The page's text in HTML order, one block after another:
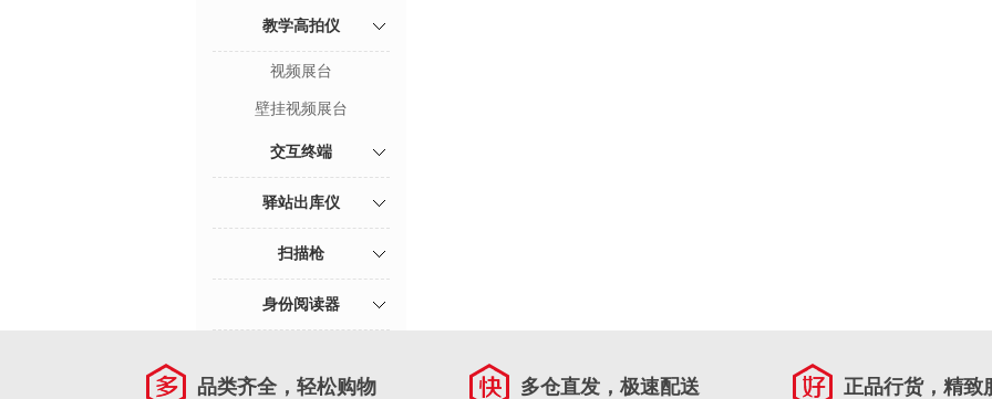
教学高拍仪
视频展台
壁挂视频展台
交互终端
驿站出库仪
扫描枪
身份阅读器
品类齐全，轻松购物 多仓直发，极速配送 正品行货，精致